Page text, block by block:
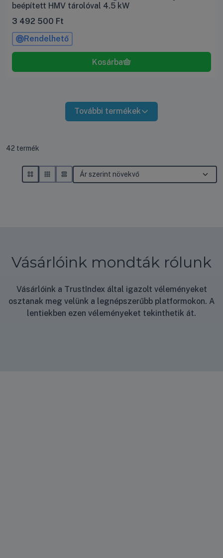
beépített HMV tárolóval 4.5 kW
3 492 500 Ft
Rendelhető
További termékek
Összes termék a kategóriában
42 termék
Vásárlóink mondták rólunk
Vásárlóink a TrustIndex által igazolt véleményeket
osztanak meg velünk a legnépszerűbb platformokon. A
lentiekben ezen véleményeket tekinthetik át.